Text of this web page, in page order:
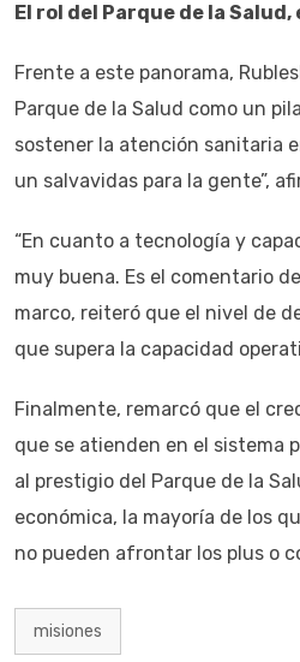
El rol del Parque de la
Frente a este panorama,
Parque de la Salud como un
sostener la atención sanitaria
un salvavidas para la gente”,
“En cuanto a tecnología y
muy buena. Es el comentario
marco, reiteró que el nivel de
que supera la capacidad
Finalmente, remarcó que el
que se atienden en el sistema
al prestigio del Parque de la
económica, la mayoría de los
no pueden afrontar los plus o
misiones